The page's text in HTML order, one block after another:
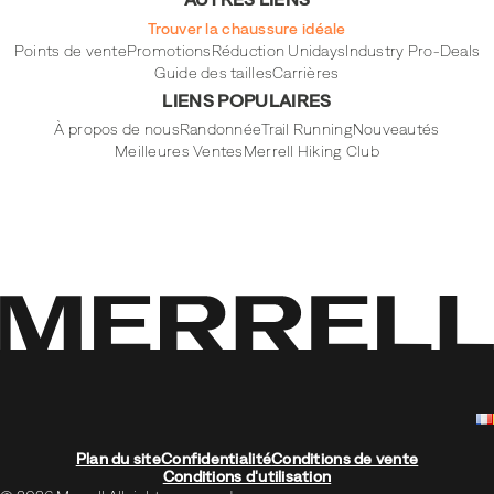
Trouver la chaussure idéale
Points de ventePromotionsRéduction UnidaysIndustry Pro-Deals
Guide des taillesCarrières
LIENS POPULAIRES
À propos de nousRandonnéeTrail RunningNouveautés
Meilleures VentesMerrell Hiking Club
Plan du siteConfidentialitéConditions de vente
Conditions d'utilisation